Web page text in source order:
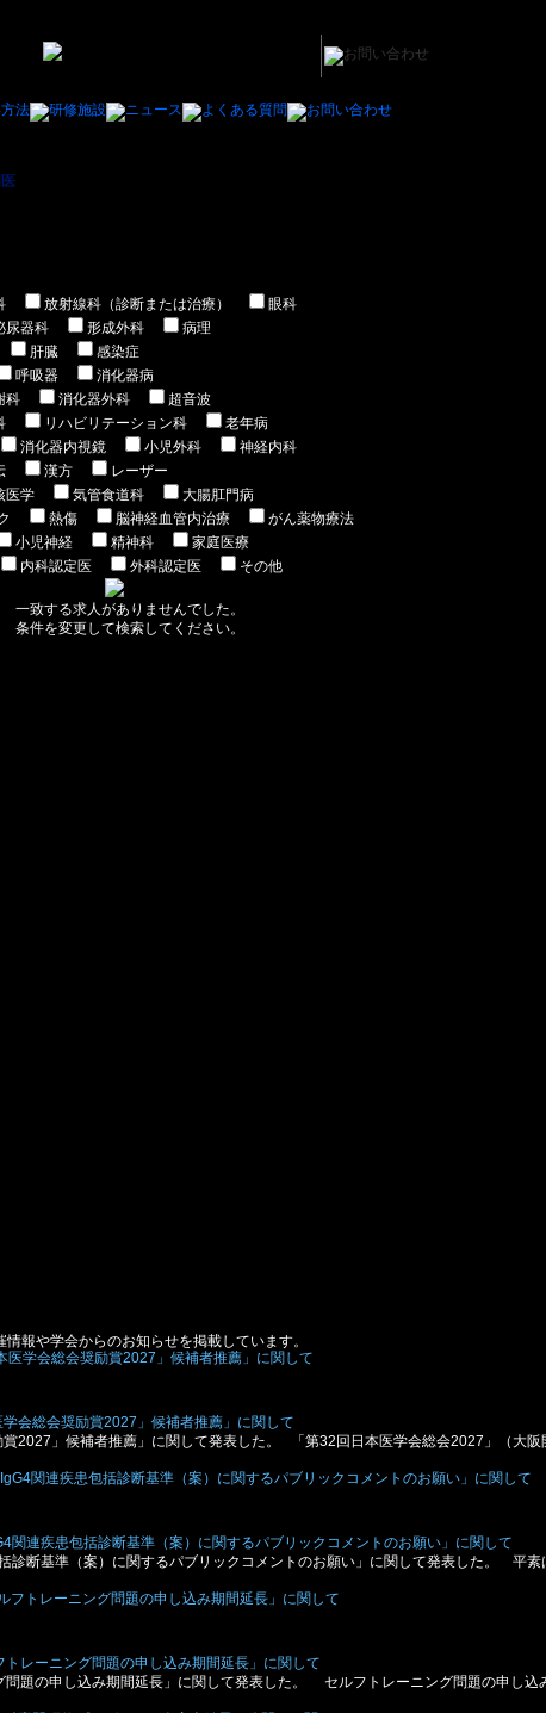
放射線科（診断または治療）
眼科
尿器科 形成外科
病理
肝臓
感染症
呼吸器
消化器病
科 消化器外科
超音波
リハビリテーション科
老年病
消化器内視鏡 小児外科
神経内科
漢方
レーザー
医学 気管食道科
大腸肛門病
熱傷 脳神経血管内治療
がん薬物療法
小児神経 精神科
家庭医療
内科認定医 外科認定医 その他
一致する求人がありませんでした。
条件を変更して検索してください。
報や学会からのお知らせを掲載しています。
会総会奨励賞2027」候補者推薦」に関して
2027」候補者推薦」に関して発表した。 「第32回日本医学会総会2027」（大阪
関連疾患包括診断基準（案）に関するパブリックコメントのお願い」に関して
診断基準（案）に関するパブリックコメントのお願い」に関して発表した。 平素
レーニング問題の申し込み期間延長」に関して
問題の申し込み期間延長」に関して発表した。 セルフトレーニング問題の申し込